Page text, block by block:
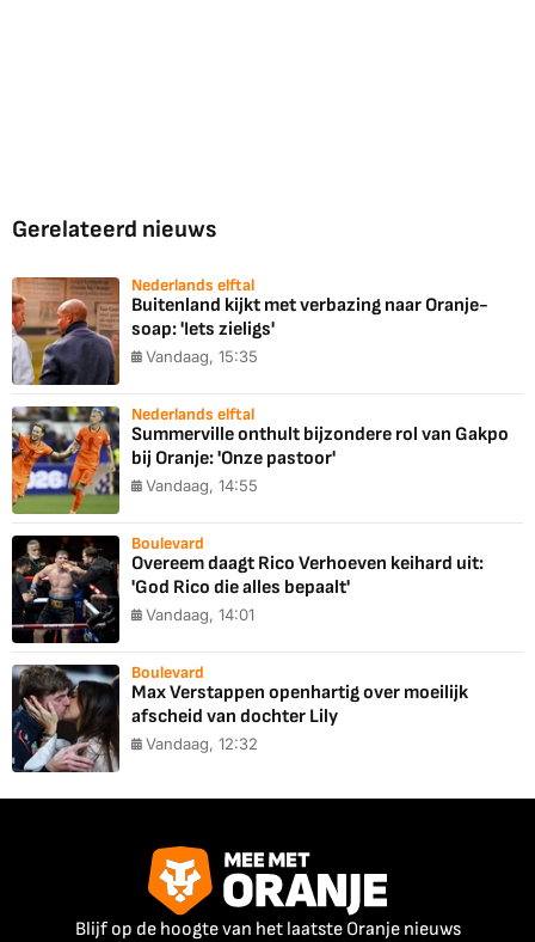
Gerelateerd nieuws
Nederlands elftal
Buitenland kijkt met verbazing naar Oranje-
soap: 'Iets zieligs'
Vandaag, 15:35
Nederlands elftal
Summerville onthult bijzondere rol van Gakpo
bij Oranje: 'Onze pastoor'
Vandaag, 14:55
Boulevard
Overeem daagt Rico Verhoeven keihard uit:
'God Rico die alles bepaalt'
Vandaag, 14:01
Boulevard
Max Verstappen openhartig over moeilijk
afscheid van dochter Lily
Vandaag, 12:32
Blijf op de hoogte van het laatste Oranje nieuws